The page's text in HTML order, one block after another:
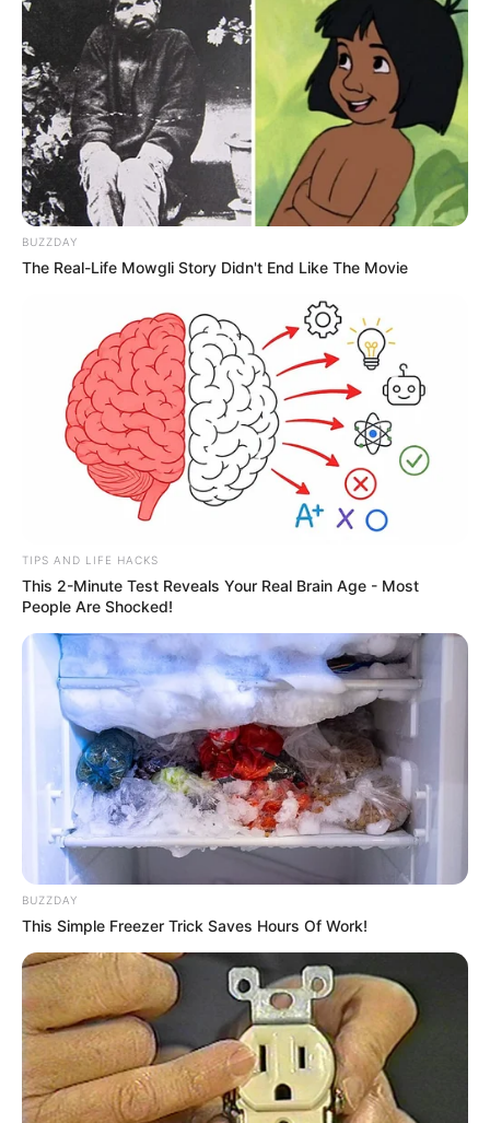
BUZZDAY
The Real-Life Mowgli Story Didn't End Like The Movie
TIPS AND LIFE HACKS
This 2-Minute Test Reveals Your Real Brain Age - Most
People Are Shocked!
BUZZDAY
This Simple Freezer Trick Saves Hours Of Work!